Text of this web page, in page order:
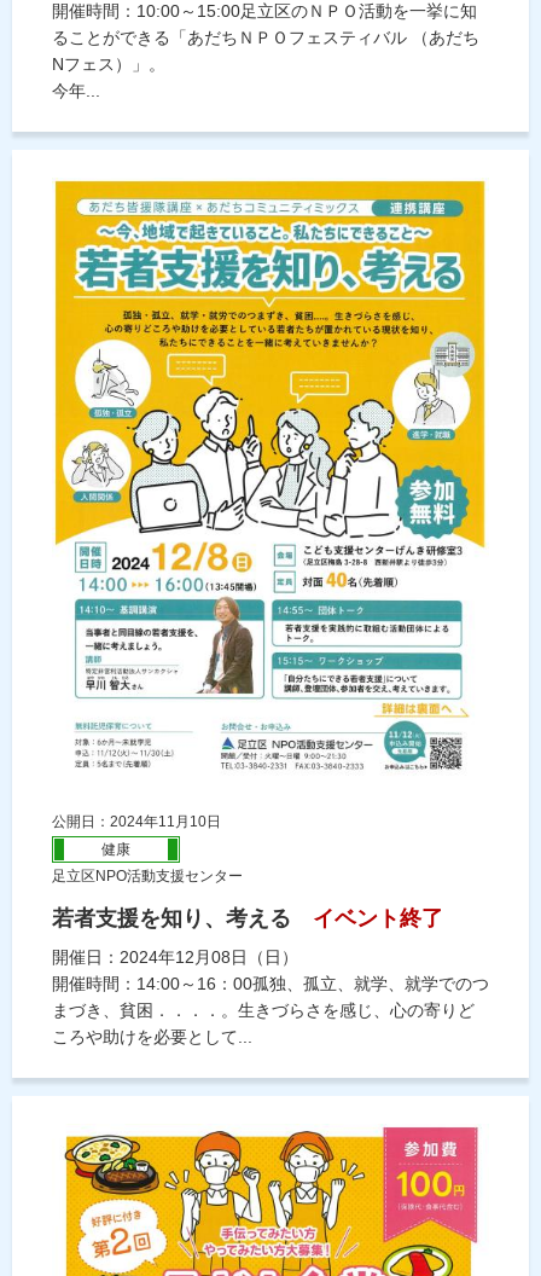
開催時間：10:00～15:00足立区のＮＰＯ活動を一挙に知
ることができる「あだちＮＰＯフェスティバル （あだち
Nフェス）」。
今年...
公開日：2024年11月10日
健康
足立区NPO活動支援センター
若者支援を知り、考える イベント終了
開催日：2024年12月08日（日）
開催時間：14:00～16：00孤独、孤立、就学、就学でのつ
まづき、貧困．．．．。生きづらさを感じ、心の寄りど
ころや助けを必要として...